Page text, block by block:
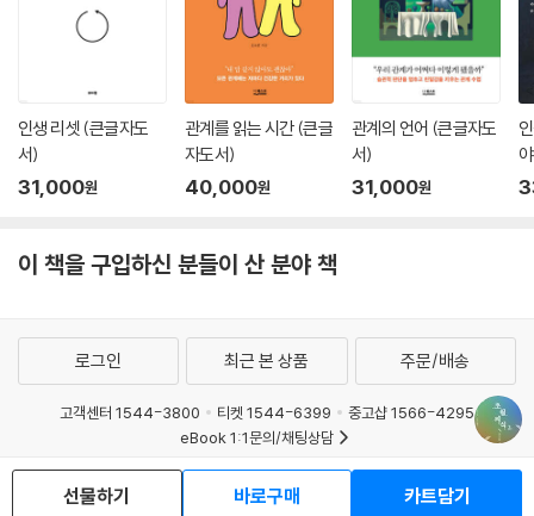
인생 리셋 (큰글자도
서)
31,000원
관계를 읽는 시간 (큰글
자도서)
40,000원
관계의 언어 (큰글자도
서)
31,000원
이 책을 구입하신 분들이 산 분야 책
선물하기 바로구매 카트담기
로그인 최근 본 상품 주문/배송
고객센터 1544-3800 티켓 1544-6399
중고샵 1566-4295
eBook 1:1문의/채팅상담
예스이십사(주) 사업자 정보
이용약관
개인정보처리방침 청소년보호정책